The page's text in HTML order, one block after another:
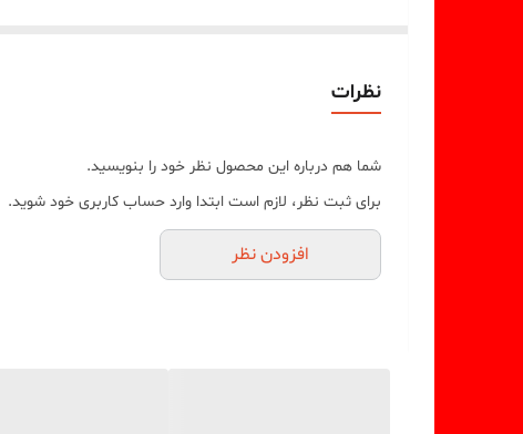
نظرات
شما هم درباره این محصول نظر خود را بنویسید.
برای ثبت نظر، لازم است ابتدا وارد حساب کاربری خود شوید.
افزودن نظر